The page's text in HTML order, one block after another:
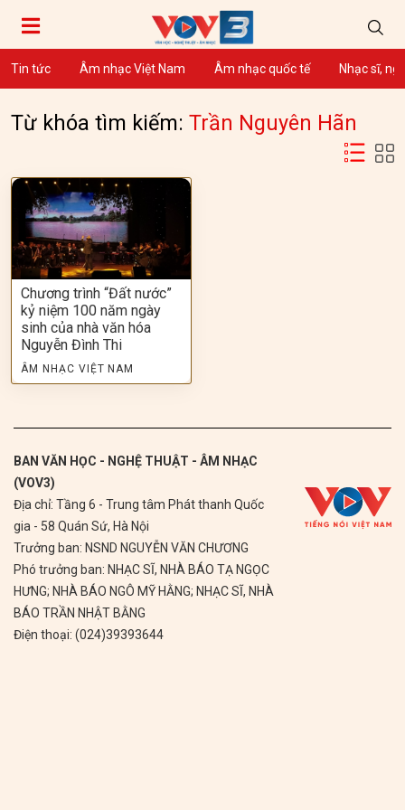
Tin tức Âm nhạc Việt Nam Âm nhạc quốc tế Nhạc sĩ,
Từ khóa tìm kiếm: Trần Nguyên Hãn
Chương trình “Đất nước”
kỷ niệm 100 năm ngày
sinh của nhà văn hóa
Nguyễn Đình Thi
ÂM NHẠC VIỆT NAM
BAN VĂN HỌC - NGHỆ THUẬT - ÂM NHẠC
(VOV3)
Địa chỉ: Tầng 6 - Trung tâm Phát thanh Quốc
gia - 58 Quán Sứ, Hà Nội
Trưởng ban: NSND NGUYỄN VĂN CHƯƠNG
Phó trưởng ban: NHẠC SĨ, NHÀ BÁO TẠ NGỌC
HƯNG; NHÀ BÁO NGÔ MỸ HẰNG; NHẠC SĨ, NHÀ
BÁO TRẦN NHẬT BẰNG
Điện thoại: (024)39393644